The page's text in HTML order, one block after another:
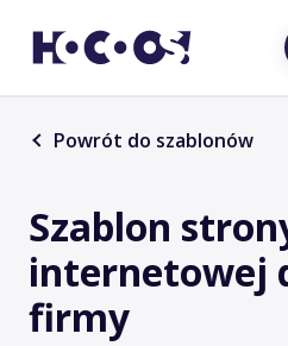
Powrót do szablonów
Szablon
internetowej
firmy